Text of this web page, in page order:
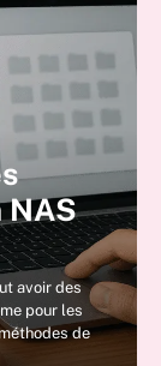
NAS
avoir des
pour les
de